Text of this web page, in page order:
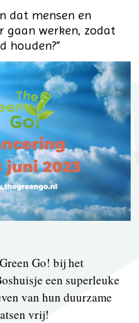
dat mensen en
gaan werken, zodat
houden?”
Go! bij het
een superleuke
van hun duurzame
vrij!